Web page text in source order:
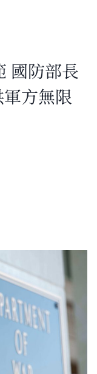
國防部長
方無限